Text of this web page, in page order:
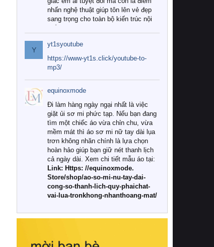
nhấn nghệ thuật giúp tôn lên vẻ đẹp
sang trọng cho toàn bộ kiến trúc nội
Tuy nhiên, giữa thị trường đa dạng
với vô vàn thương hiệu và mẫu mã
như hiện nay, làm thế nào để chọn
được những bộ chăn ga gối đệm cao
cấp thực sự chất lượng, phù hợp với
khí hậu và nhu cầu sử dụng của gia
đình? Hãy cùng chúng tôi đi tìm lời
giải đáp chi tiết qua bài viết dưới đây.
1. Tại sao các gia đình hiện đại lại ưa
chuộng chăn ga gối đệm cao cấp?
Khác với các dòng sản phẩm thông
thường, những bộ chăn ga gối đệm
cao cấp trải qua quy trình sản xuất
nghiêm ngặt từ khâu chọn lọc nguyên
liệu tự nhiên đến công nghệ dệt
nhuộm hiện đại không chứa hóa chất
này, bạn sẽ cảm nhận rõ rệt sự khác
Y
yt1syoutube
https://www-yt1s.click/youtube-to-
mp3/
equinoxmode
Đi làm hàng ngày ngại nhất là việc
giặt ủi sơ mi phức tạp. Nếu bạn đang
tìm một chiếc áo vừa chỉn chu, vừa
mềm mát thì áo sơ mi nữ tay dài lụa
trơn không nhăn chính là lựa chọn
hoàn hảo giúp bạn giữ nét thanh lịch
cả ngày dài. Xem chi tiết mẫu áo tại:
Link: Https: //equinoxmode.
Store/shop/ao-so-mi-nu-tay-dai-
cong-so-thanh-lich-quy-phaichat-
vai-lua-tronkhong-nhanthoang-mat/